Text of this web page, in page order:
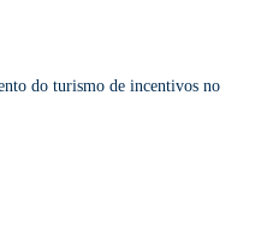
do turismo de incentivos no